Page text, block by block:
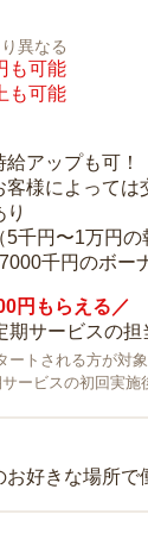
異なる
も可能
も可能
アップも可！
様によっては
千円〜1万円の
千円のボー
円もらえる／
期サービスの
ートされる方が対
ービスの初回実
好きな場所で